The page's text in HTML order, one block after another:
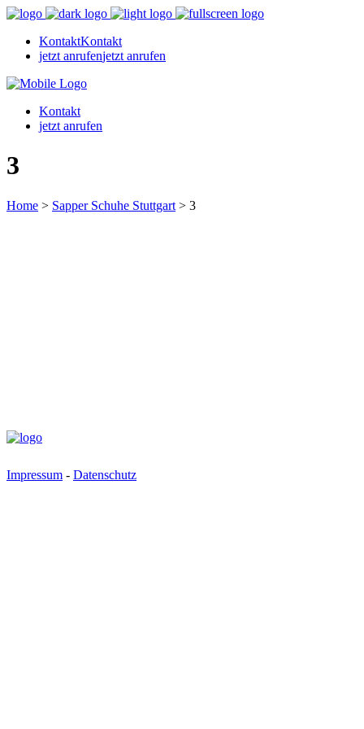
KontaktKontakt
jetzt anrufenjetzt anrufen
Kontakt
jetzt anrufen
3
Home > Sapper Schuhe Stuttgart > 3
Impressum - Datenschutz